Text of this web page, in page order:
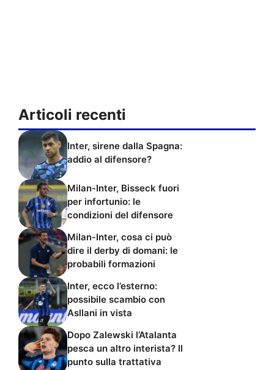
Articoli recenti
Inter, sirene dalla Spagna:
addio al difensore?
Milan-Inter, Bisseck fuori
per infortunio: le
condizioni del difensore
Milan-Inter, cosa ci può
dire il derby di domani: le
probabili formazioni
Inter, ecco l’esterno:
possibile scambio con
Asllani in vista
Dopo Zalewski l’Atalanta
pesca un altro interista? Il
punto sulla trattativa